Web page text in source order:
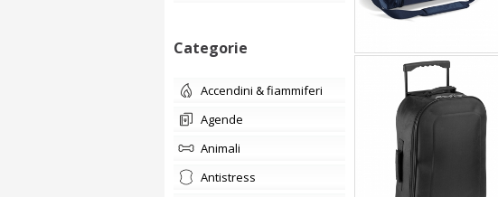
Categorie
accendini & fiammiferi
agende
animali
Antistress